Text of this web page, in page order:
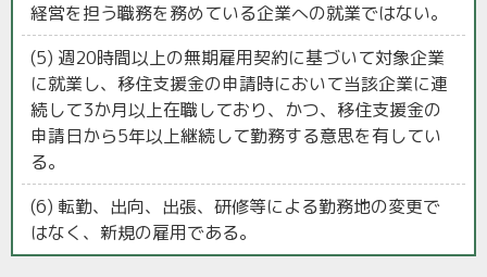
経営を担う職務を務めている企業への就業ではない。
(5) 週20時間以上の無期雇用契約に基づいて対象企業
に就業し、移住支援金の申請時において当該企業に連
続して3か月以上在職しており、かつ、移住支援金の
申請日から5年以上継続して勤務する意思を有してい
る。
(6) 転勤、出向、出張、研修等による勤務地の変更で
はなく、新規の雇用である。